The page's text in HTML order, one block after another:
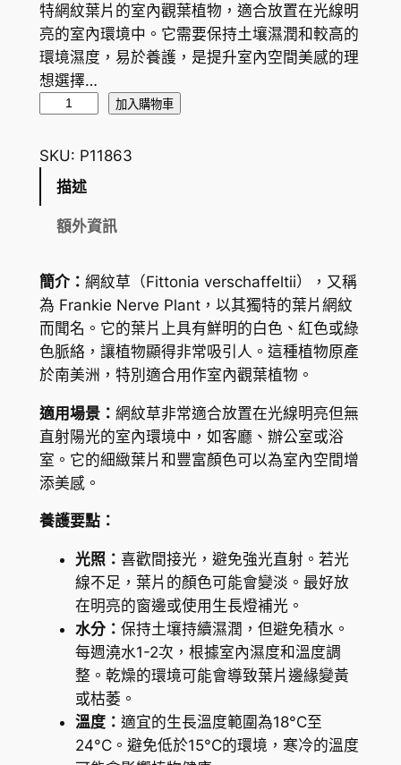
特網紋葉片的室內觀葉植物，適合放置在光線明
亮的室內環境中。它需要保持土壤濕潤和較高的
環境濕度，易於養護，是提升室內空間美感的理
想選擇…
草
F
i
e
N
e
r
v
e
P
l
n
加入購物車
SKU: P11863
描述
額外資訊
簡介： 網紋草（Fittonia verschaffeltii），又稱
為 Frankie Nerve Plant，以其獨特的葉片網紋
而聞名。它的葉片上具有鮮明的白色、紅色或綠
色脈絡，讓植物顯得非常吸引人。這種植物原產
於南美洲，特別適合用作室內觀葉植物。
適用場景： 網紋草非常適合放置在光線明亮但無
直射陽光的室內環境中，如客廳、辦公室或浴
室。它的細緻葉片和豐富顏色可以為室內空間增
添美感。
養護要點：
光照： 喜歡間接光，避免強光直射。若光
線不足，葉片的顏色可能會變淡。最好放
在明亮的窗邊或使用生長燈補光。
水分： 保持土壤持續濕潤，但避免積水。
每週澆水1-2次，根據室內濕度和溫度調
整。乾燥的環境可能會導致葉片邊緣變黃
或枯萎。
溫度： 適宜的生長溫度範圍為18°C至
24°C。避免低於15°C的環境，寒冷的溫度